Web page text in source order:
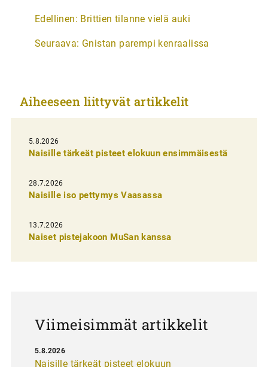
A
t
k
e
l
i
e
n
e
Edellinen: Brittien tilanne vielä auki
Seuraava: Gnistan parempi kenraalissa
Aiheeseen liittyvät artikkelit
5.8.2026
Naisille tärkeät pisteet elokuun ensimmäisestä
28.7.2026
Naisille iso pettymys Vaasassa
13.7.2026
Naiset pistejakoon MuSan kanssa
Viimeisimmät artikkelit
Naisille tärkeät pisteet elokuun
5.8.2026